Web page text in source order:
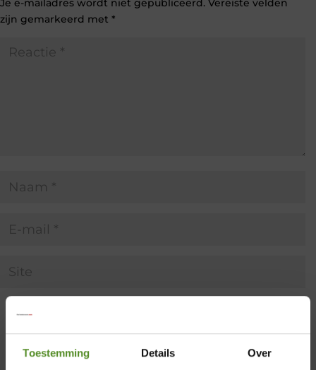
Toestemming Details Over
Je e-mailadres wordt niet gepubliceerd. Vereiste velden
zijn gemarkeerd met *